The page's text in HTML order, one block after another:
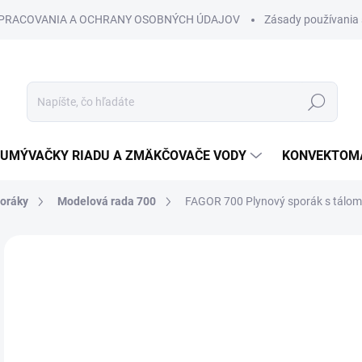
A OCHRANY OSOBNÝCH ÚDAJOV Zásady
Hľadať
UMÝVAČKY RIADU A ZMÄKČOVAČE VODY
Modelová rada 700 FAGOR 700 Plynový sporák s tálom